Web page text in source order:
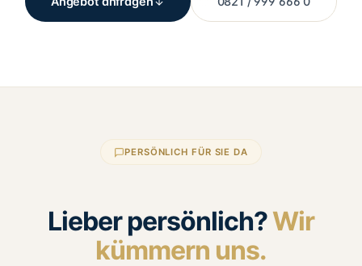
PERSÖNLICH FÜR SIE DA
Lieber persönlich?Wir
kümmern uns.